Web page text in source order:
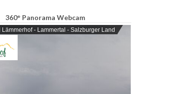
360° Panorama Webcam
Lämmerhof - Lammertal - Salzburger Land